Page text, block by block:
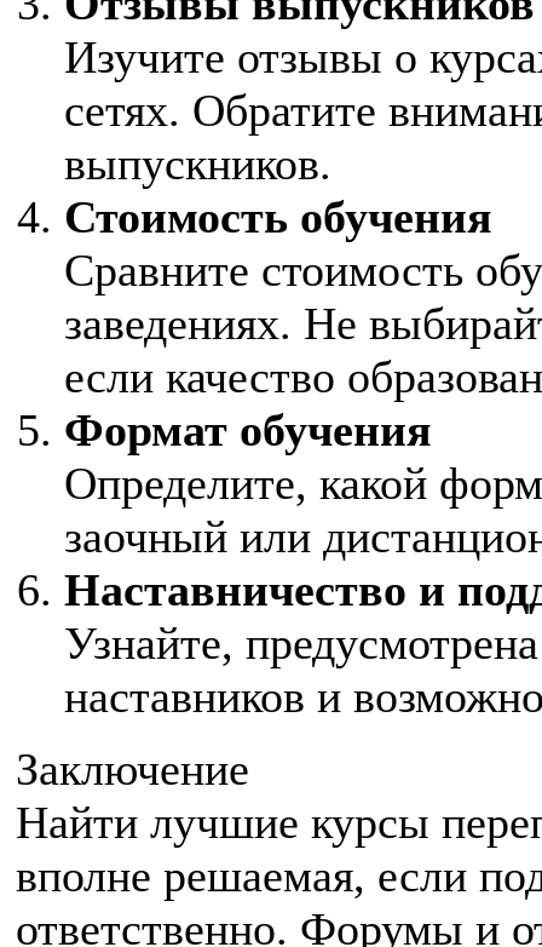
Изучите отзывы о
сетях. Обратите
выпускников.
Стоимость обучения
Сравните стоимость
заведениях. Не
если качество
Формат обучения
Определите, какой
заочный или
Наставничество и
Узнайте,
наставников и
Заключение
Найти лучшие курсы
вполне решаемая, если
ответственно. Форумы и